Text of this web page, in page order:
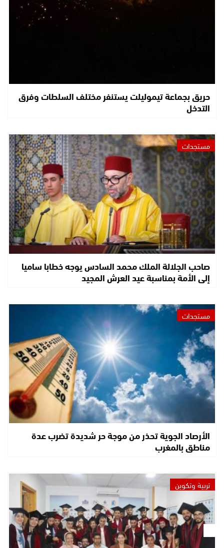
حريق بجماعة تيموليلت يستنفر مختلف السلطات وفرق
التدخل
مستجدات
صاحب الجلالة الملك محمد السادس يوجه خطابا ساميا
إلى الأمة بمناسبة عيد العرش المجيد
مستجدات
الأرصاد الجوية تحذر من موجة حر شديدة تضرب عدة
مناطق بالمغرب
تربية وتكوين